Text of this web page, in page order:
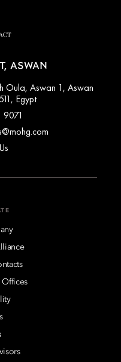
ASWAN
Oula, Aswan 1, Aswan
Egypt
Offices